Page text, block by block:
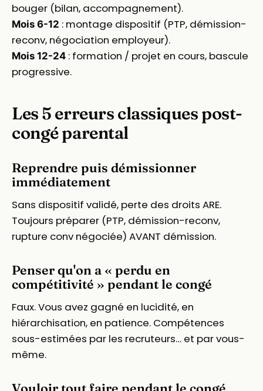
bouger (bilan, accompagnement).
Mois 6-12 : montage dispositif (PTP, démission-
reconv, négociation employeur).
Mois 12-24 : formation / projet en cours, bascule
progressive.
Les 5 erreurs classiques post-
congé parental
Reprendre puis démissionner
immédiatement
Sans dispositif validé, perte des droits ARE.
Toujours préparer (PTP, démission-reconv,
rupture conv négociée) AVANT démission.
Penser qu'on a « perdu en
compétitivité » pendant le congé
Faux. Vous avez gagné en lucidité, en
hiérarchisation, en patience. Compétences
sous-estimées par les recruteurs… et par vous-
même.